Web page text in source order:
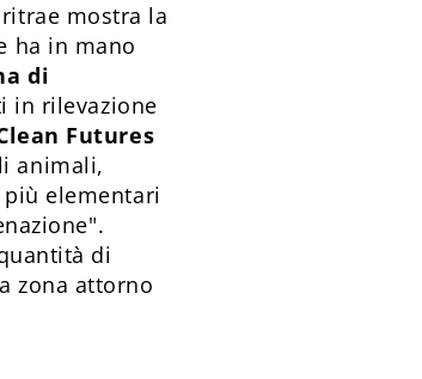
mostra la
ha in mano
di
in rilevazione
Futures
animali,
elementari
di
zona attorno